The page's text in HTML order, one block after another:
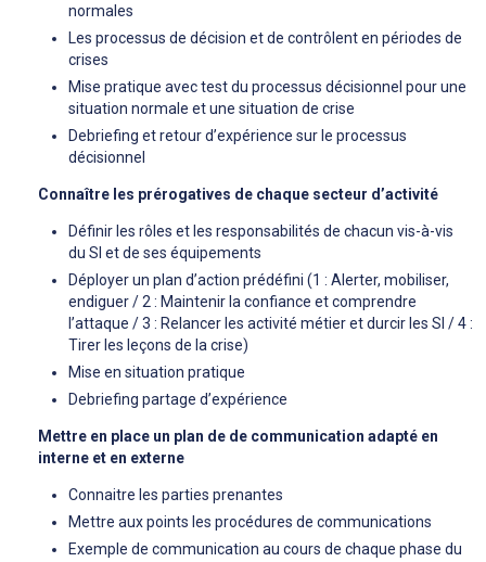
normales
Les processus de décision et de contrôlent en périodes de
crises
Mise pratique avec test du processus décisionnel pour une
situation normale et une situation de crise
Debriefing et retour d’expérience sur le processus
décisionnel
Connaître les prérogatives de chaque secteur d’activité
Définir les rôles et les responsabilités de chacun vis-à-vis
du SI et de ses équipements
Déployer un plan d’action prédéfini (1 : Alerter, mobiliser,
endiguer / 2 : Maintenir la confiance et comprendre
l’attaque / 3 : Relancer les activité métier et durcir les SI / 4 :
Tirer les leçons de la crise)
Mise en situation pratique
Debriefing partage d’expérience
Mettre en place un plan de de communication adapté en
interne et en externe
Connaitre les parties prenantes
Mettre aux points les procédures de communications
Exemple de communication au cours de chaque phase du